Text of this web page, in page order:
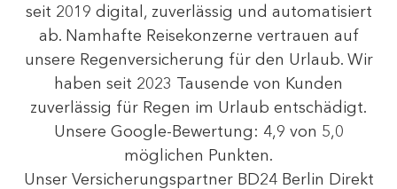
seit 2019 digital, zuverlässig und automatisiert
ab. Namhafte Reisekonzerne vertrauen auf
unsere Regenversicherung für den Urlaub. Wir
haben seit 2023 Tausende von Kunden
zuverlässig für Regen im Urlaub entschädigt.
Unsere Google-Bewertung: 4,9 von 5,0
möglichen Punkten.
Unser Versicherungspartner BD24 Berlin Direkt